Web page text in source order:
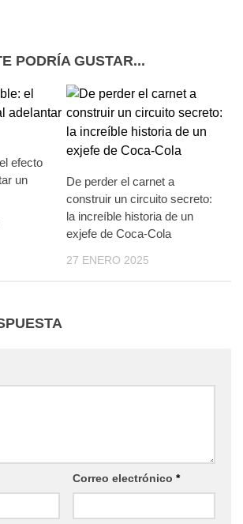
PODRÍA GUSTAR...
efecto
un
De perder el carnet a
construir un circuito secreto:
la increíble historia de un
exjefe de Coca-Cola
27 ENERO 2025
Correo electrónico *